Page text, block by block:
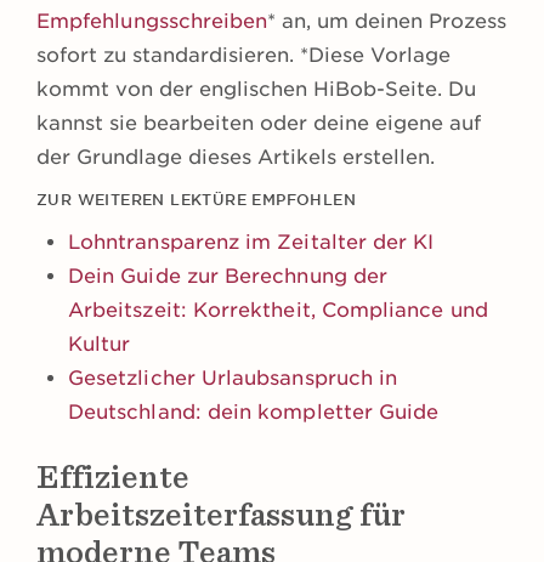
Empfehlungsschreiben* an, um deinen Prozess
sofort zu standardisieren. *Diese Vorlage
kommt von der englischen HiBob-Seite. Du
kannst sie bearbeiten oder deine eigene auf
der Grundlage dieses Artikels erstellen.
ZUR WEITEREN LEKTÜRE EMPFOHLEN
Lohntransparenz im Zeitalter der KI
Dein Guide zur Berechnung der
Arbeitszeit: Korrektheit, Compliance und
Kultur
Gesetzlicher Urlaubsanspruch in
Deutschland: dein kompletter Guide
Effiziente
Arbeitszeiterfassung für
moderne Teams